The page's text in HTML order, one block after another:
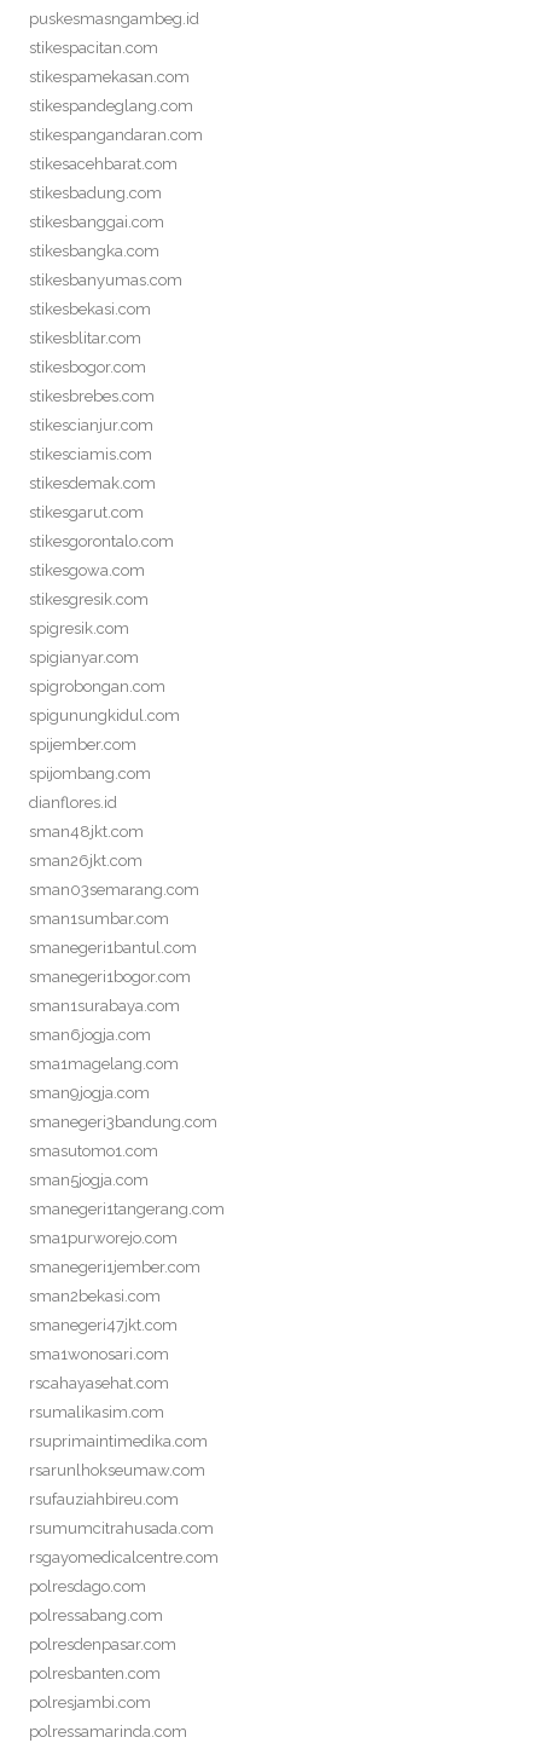
puskesmasngambeg.id
stikespacitan.com
stikespamekasan.com
stikespandeglang.com
stikespangandaran.com
stikesacehbarat.com
stikesbadung.com
stikesbanggai.com
stikesbangka.com
stikesbanyumas.com
stikesbekasi.com
stikesblitar.com
stikesbogor.com
stikesbrebes.com
stikescianjur.com
stikesciamis.com
stikesdemak.com
stikesgarut.com
stikesgorontalo.com
stikesgowa.com
stikesgresik.com
spigresik.com
spigianyar.com
spigrobongan.com
spigunungkidul.com
spijember.com
spijombang.com
dianflores.id
sman48jkt.com
sman26jkt.com
sman03semarang.com
sman1sumbar.com
smanegeri1bantul.com
smanegeri1bogor.com
sman1surabaya.com
sman6jogja.com
sma1magelang.com
sman9jogja.com
smanegeri3bandung.com
smasutomo1.com
sman5jogja.com
smanegeri1tangerang.com
sma1purworejo.com
smanegeri1jember.com
sman2bekasi.com
smanegeri47jkt.com
sma1wonosari.com
rscahayasehat.com
rsumalikasim.com
rsuprimaintimedika.com
rsarunlhokseumaw.com
rsufauziahbireu.com
rsumumcitrahusada.com
rsgayomedicalcentre.com
polresdago.com
polressabang.com
polresdenpasar.com
polresbanten.com
polresjambi.com
polressamarinda.com